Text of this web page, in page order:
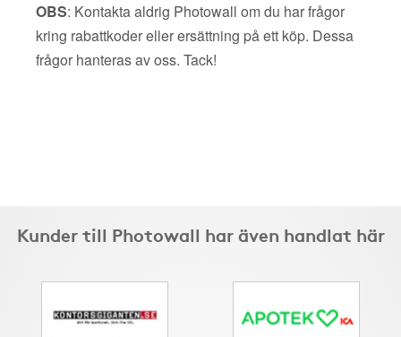
OBS: Kontakta aldrig Photowall om du har frågor
kring rabattkoder eller ersättning på ett köp. Dessa
frågor hanteras av oss. Tack!
Kunder till Photowall har även handlat här